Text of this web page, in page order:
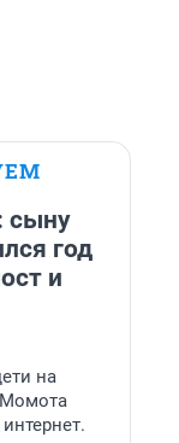
сыну
год
и
на
Момота